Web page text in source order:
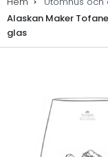
Alaskan Maker
glas